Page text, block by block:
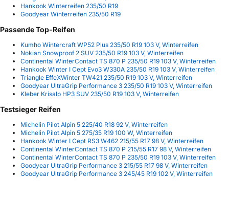
Hankook Winterreifen 235/50 R19
Goodyear Winterreifen 235/50 R19
Passende Top-Reifen
Kumho Wintercraft WP52 Plus 235/50 R19 103 V, Winterreifen
Nokian Snowproof 2 SUV 235/50 R19 103 V, Winterreifen
Continental WinterContact TS 870 P 235/50 R19 103 V, Winterreifen
Hankook Winter I Cept Evo3 W330A 235/50 R19 103 V, Winterreifen
Triangle EffeXWinter TW421 235/50 R19 103 V, Winterreifen
Goodyear UltraGrip Performance 3 235/50 R19 103 V, Winterreifen
Kleber Krisalp HP3 SUV 235/50 R19 103 V, Winterreifen
Testsieger Reifen
Michelin Pilot Alpin 5 225/40 R18 92 V, Winterreifen
Michelin Pilot Alpin 5 275/35 R19 100 W, Winterreifen
Hankook Winter I Cept RS3 W462 215/55 R17 98 V, Winterreifen
Continental WinterContact TS 870 P 215/55 R17 98 V, Winterreifen
Continental WinterContact TS 870 P 235/50 R19 103 V, Winterreifen
Goodyear UltraGrip Performance 3 215/55 R17 98 V, Winterreifen
Goodyear UltraGrip Performance 3 245/45 R19 102 V, Winterreifen